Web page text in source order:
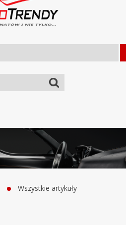
Wszystkie artykuły